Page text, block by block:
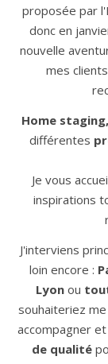
proposée par
donc en
nouvelle
mes
Home
différentes
Je vous
inspirations
J'interviens
loin encore :
Lyonou
souhaiteriez
accompagner
de qualité